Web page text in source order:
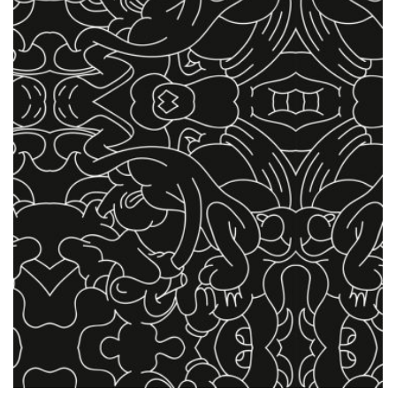
DER
PRODUKTSEITE
GEWÄHLT
WERDEN